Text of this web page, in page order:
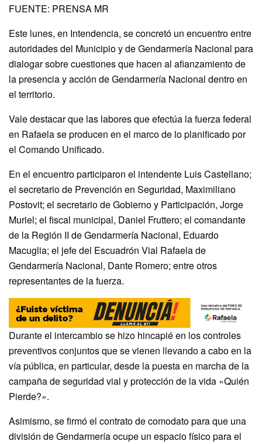
FUENTE: PRENSA MR
Este lunes, en Intendencia, se concretó un encuentro entre
autoridades del Municipio y de Gendarmería Nacional para
dialogar sobre cuestiones que hacen al afianzamiento de
la presencia y acción de Gendarmería Nacional dentro en
el territorio.
Vale destacar que las labores que efectúa la fuerza federal
en Rafaela se producen en el marco de lo planificado por
el Comando Unificado.
En el encuentro participaron el intendente Luis Castellano;
el secretario de Prevención en Seguridad, Maximiliano
Postovit; el secretario de Gobierno y Participación, Jorge
Muriel; el fiscal municipal, Daniel Fruttero; el comandante
de la Región II de Gendarmería Nacional, Eduardo
Macuglia; el jefe del Escuadrón Vial Rafaela de
Gendarmería Nacional, Dante Romero; entre otros
representantes de la fuerza.
Durante el intercambio se hizo hincapié en los controles
preventivos conjuntos que se vienen llevando a cabo en la
vía pública, en particular, desde la puesta en marcha de la
campaña de seguridad vial y protección de la vida «Quién
Pierde?».
Asimismo, se firmó el contrato de comodato para que una
división de Gendarmería ocupe un espacio físico para el